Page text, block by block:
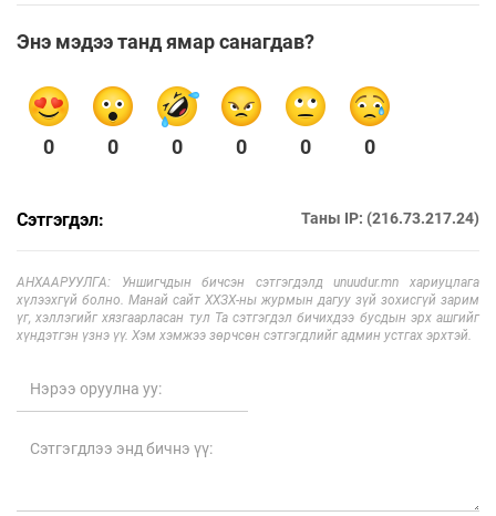
Энэ мэдээ танд ямар санагдав?
0 0 0 0 0 0
Сэтгэгдэл: Таны IP: (216.73.217.24)
АНХААРУУЛГА: Уншигчдын бичсэн сэтгэгдэлд unuudur.mn хариуцлага
хүлээхгүй болно. Манай сайт ХХЗХ-ны журмын дагуу зүй зохисгүй зарим
үг, хэллэгийг хязгаарласан тул Та сэтгэгдэл бичихдээ бусдын эрх ашгийг
хүндэтгэн үзнэ үү. Хэм хэмжээ зөрчсөн сэтгэгдлийг админ устгах эрхтэй.